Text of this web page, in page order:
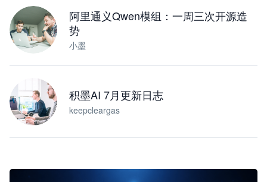
阿里通义Qwen模组：一周三次开源造
势
小墨
积墨AI 7月更新日志
keepcleargas